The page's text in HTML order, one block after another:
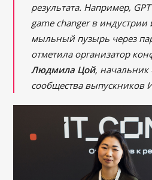
результата. Например,
game changer в
мыльный пузырь через
отметила организатор
Людмила Цой, начальник
сообщества выпускников